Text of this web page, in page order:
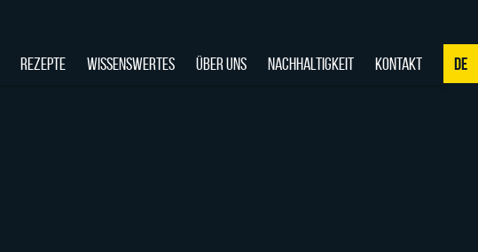
REZEPTE WISSENSWERTES ÜBER UNS NACHHALTIGKEIT KONTAKT DE